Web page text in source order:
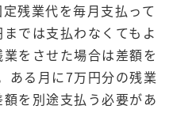
残業代を毎月支払って
では支払わなくてもよ
をさせた場合は差額を
ある月に7万円分の残業
を別途支払う必要があ